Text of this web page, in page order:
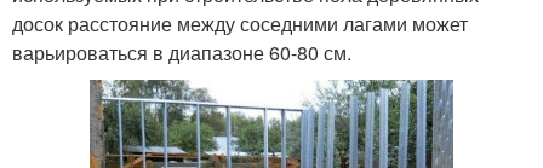
досок расстояние между соседними лагами может
варьироваться в диапазоне 60-80 см.